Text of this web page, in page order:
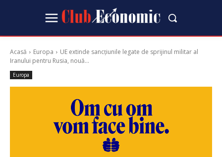
Acasă Europa
UE extinde sancțiunile legate de sprijinul militar al
Iranului pentru Rusia, nouă...
Europa